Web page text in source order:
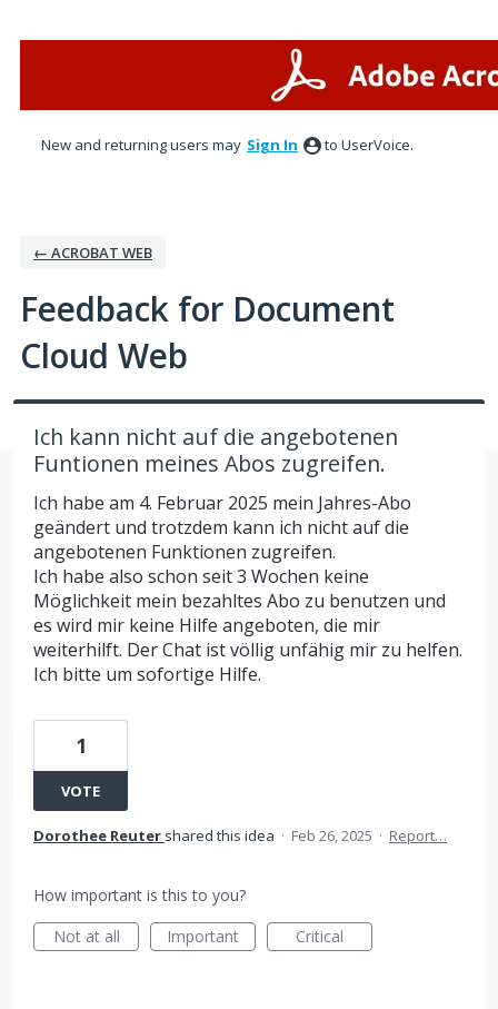
New and returning users may Sign In to UserVoice.
← ACROBAT WEB
Feedback for Document
Cloud Web
Ich kann nicht auf die angebotenen
Funtionen meines Abos zugreifen.
Ich habe am 4. Februar 2025 mein Jahres-Abo
geändert und trotzdem kann ich nicht auf die
angebotenen Funktionen zugreifen.
Ich habe also schon seit 3 Wochen keine
Möglichkeit mein bezahltes Abo zu benutzen und
es wird mir keine Hilfe angeboten, die mir
weiterhilft. Der Chat ist völlig unfähig mir zu helfen.
Ich bitte um sofortige Hilfe.
1
VOTE
Dorothee Reuter shared this idea · Feb 26, 2025 · Report…
How important is this to you?
Not at all
Important Critical